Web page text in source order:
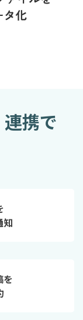
携で
知
を